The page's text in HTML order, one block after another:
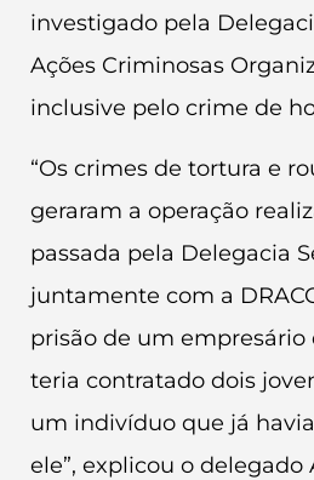
investigado pela
Ações Criminosas
inclusive pelo crime de
“Os crimes de tortura e
geraram a operação
passada pela Delegacia
juntamente com a
prisão de um empresário
teria contratado dois
um indivíduo que já
ele”, explicou o delegado